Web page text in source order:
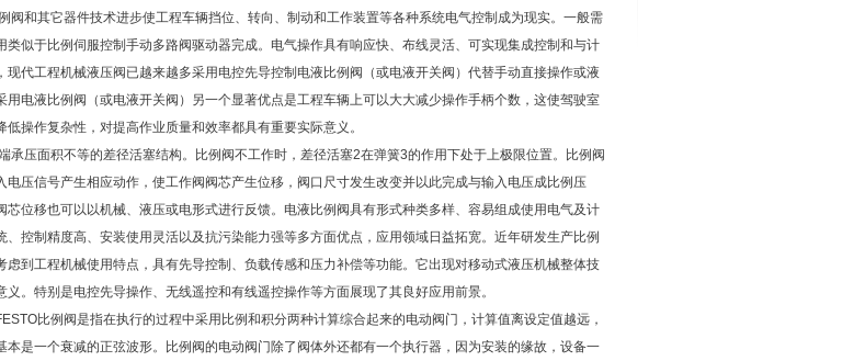
阀和其它器件技术进步使工程车辆挡位、转向、制动和工作装置等各种系统电气控制成为现实。一般需
类似于比例伺服控制手动多路阀驱动器完成。电气操作具有响应快、布线灵活、可实现集成控制和与计
现代工程机械液压阀已越来越多采用电控先导控制电液比例阀
（或电液开关阀 ） 代替手动直接操作或液
用电液比例阀
（或电液开关阀 ）
另一个显著优点是工程车辆上可以大大减少操作手柄个数，这使驾驶室
低操作复杂性，对提高作业质量和效率都具有重要实际意义。
承压面积不等的差径活塞结构。比例阀不工作时，差径活塞2在弹簧3的作用下处于上极限位置。比例阀
电压信号产生相应动作，使工作阀阀芯产生位移，阀口尺寸发生改变并以此完成与输入电压成比例压
芯位移也可以以机械、液压或电形式进行反馈。电液比例阀具有形式种类多样、容易组成使用电气及计
、控制精度高、安装使用灵活以及抗污染能力强等多方面优点，应用领域日益拓宽。近年研发生产比例
虑到工程机械使用特点，具有先导控制、负载传感和压力补偿等功能。它出现对移动式液压机械整体技
义。特别是电控先导操作、无线遥控和有线遥控操作等方面展现了其良好应用前景。
比例阀是指在执行的过程中采用比例和积分两种计算综合起来的电动阀门，计算值离设定值越远，
本是一个衰减的正弦波形。比例阀的电动阀门除了阀体外还都有一个执行器，因为安装的缘故，设备一